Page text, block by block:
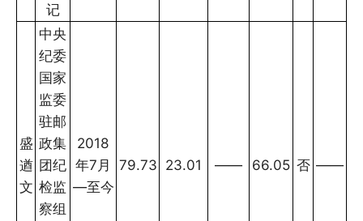
记
盛
遒
文
中央
纪委
国家
监委
驻邮
政集
团纪
检监
察组
2018
年7月
—至今
79.73 23.01 —— 66.05 否 ——